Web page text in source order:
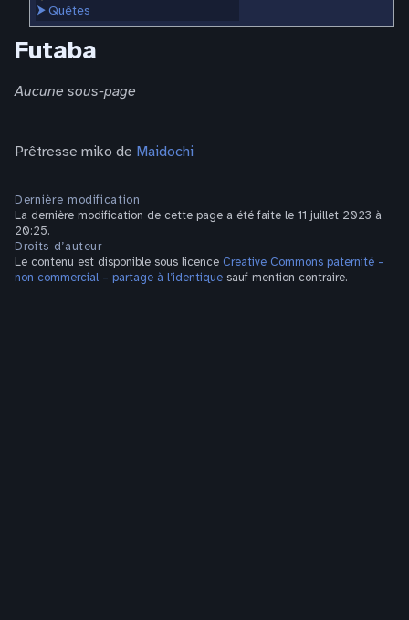
⮞Quêtes
Futaba
Aucune sous-page
Prêtresse miko de Maidochi
Dernière modification
La dernière modification de cette page a été faite le 11 juillet 2023 à
20:25.
Droits d’auteur
Le contenu est disponible sous licence Creative Commons paternité –
non commercial – partage à l’identique sauf mention contraire.